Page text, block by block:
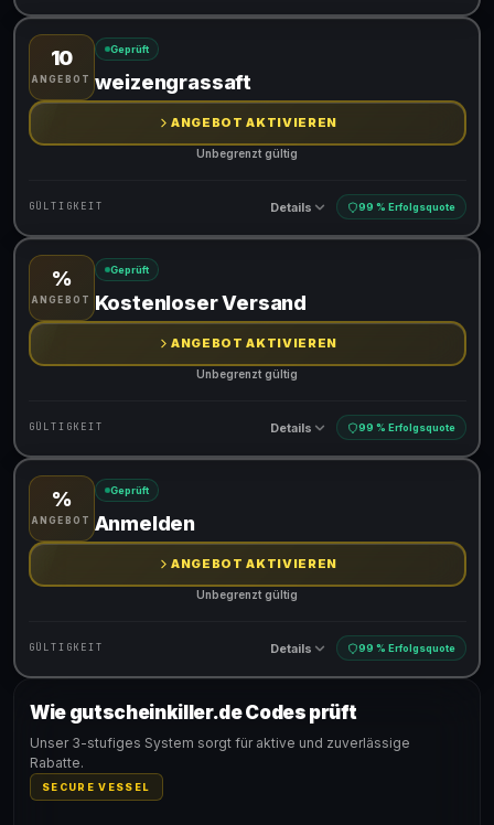
Gültig für teilnehmende Produkte
10
ANGEBOT
Geprüft
weizengrassaft
ANGEBOT AKTIVIEREN
Unbegrenzt gültig
GÜLTIGKEIT Details 99 % Erfolgsquote
Gültig für teilnehmende Produkte
%
ANGEBOT
Geprüft
Kostenloser Versand
ANGEBOT AKTIVIEREN
Unbegrenzt gültig
GÜLTIGKEIT Details 99 % Erfolgsquote
Gültig für teilnehmende Produkte
%
ANGEBOT
Geprüft
Anmelden
ANGEBOT AKTIVIEREN
Unbegrenzt gültig
GÜLTIGKEIT Details 99 % Erfolgsquote
Gültig für teilnehmende Produkte
Wie gutscheinkiller.de Codes prüft
Unser 3-stufiges System sorgt für aktive und zuverlässige
Rabatte.
SECURE VESSEL